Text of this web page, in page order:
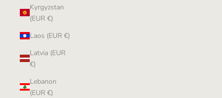
Kyrgyzstan
(EUR €)
Laos (EUR €)
Latvia (EUR
€)
Lebanon
(EUR €)